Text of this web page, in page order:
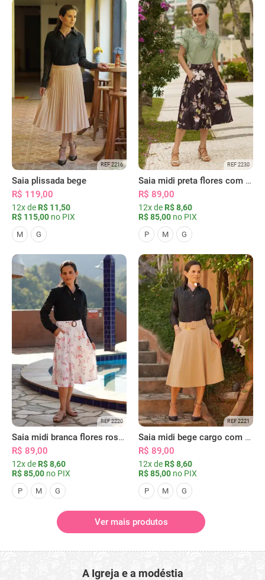
REF 2216
Saia plissada bege
R$ 119,00
12x de R$ 11,50
R$ 115,00 no PIX
M G
REF 2230
Saia midi preta flores com bolsos
R$ 89,00
12x de R$ 8,60
R$ 85,00 no PIX
P M G
REF 2220
Saia midi branca flores rosas com bolsos
R$ 89,00
12x de R$ 8,60
R$ 85,00 no PIX
P M G
REF 2221
Saia midi bege cargo com bolsos
R$ 89,00
12x de R$ 8,60
R$ 85,00 no PIX
P M G
Ver mais produtos
A Igreja e a modéstia